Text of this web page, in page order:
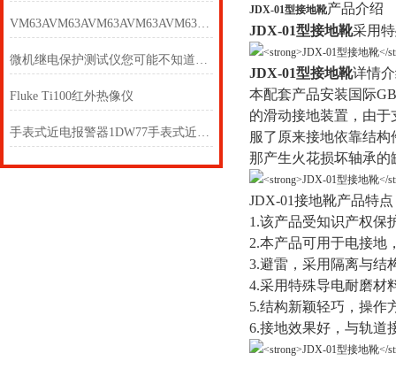
VM63AVM63AVM63AVM63AVM63AVM63A
微机继电保护测试仪您可能不知道的那些事~
Fluke Ti100红外热像仪
手表式近电报警器1DW77手表式近电报警器1DW87
JDX-01型接地靴产品介绍
JDX-01型接地靴采用
JDX-01型接地靴详情
本配套产品安装国际
的滑动接地装置，由
服了原来接地依靠结
那产生火花损坏轴承
JDX-01接地靴产品特
1.该产品受知识产权保
2.本产品可用于电接地
3.避雷，采用隔离与结
4.采用特殊导电耐磨材
5.结构新颖轻巧，操作
6.接地效果好，与轨道